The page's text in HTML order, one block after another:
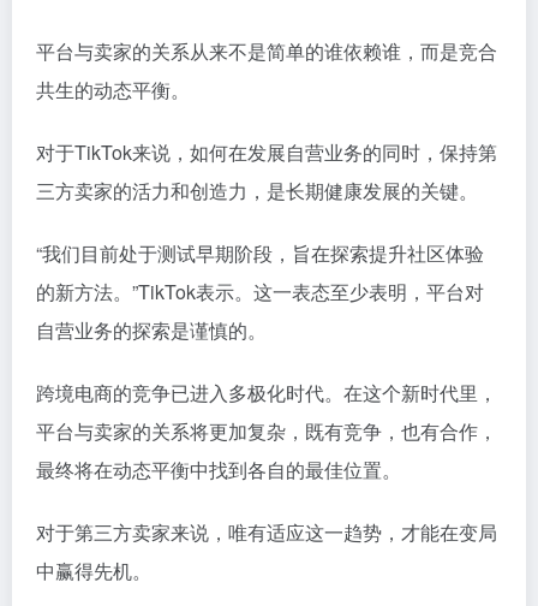
平台与卖家的关系从来不是简单的谁依赖谁，而是竞合
共生的动态平衡。
对于TikTok来说，如何在发展自营业务的同时，保持第
三方卖家的活力和创造力，是长期健康发展的关键。
“我们目前处于测试早期阶段，旨在探索提升社区体验
的新方法。”TikTok表示。这一表态至少表明，平台对
自营业务的探索是谨慎的。
跨境电商的竞争已进入多极化时代。在这个新时代里，
平台与卖家的关系将更加复杂，既有竞争，也有合作，
最终将在动态平衡中找到各自的最佳位置。
对于第三方卖家来说，唯有适应这一趋势，才能在变局
中赢得先机。